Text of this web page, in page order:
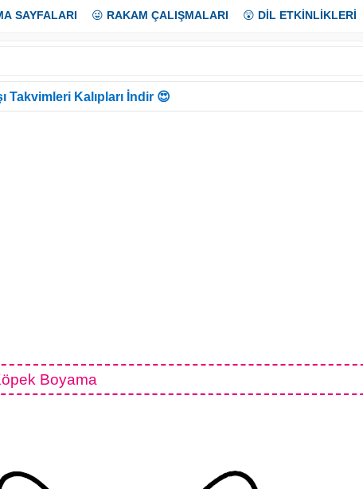
SAYFALARI 😜 RAKAM ÇALIŞMALARI 😲 DİL ETKİNLİKLERİ
Takvimleri Kalıpları İndir 😍
Boyama